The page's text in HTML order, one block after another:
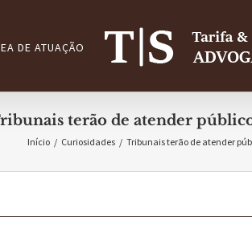
DE ATUAÇÃO
terão de atender público
Início / Curiosidades / Tribunais terão de atender